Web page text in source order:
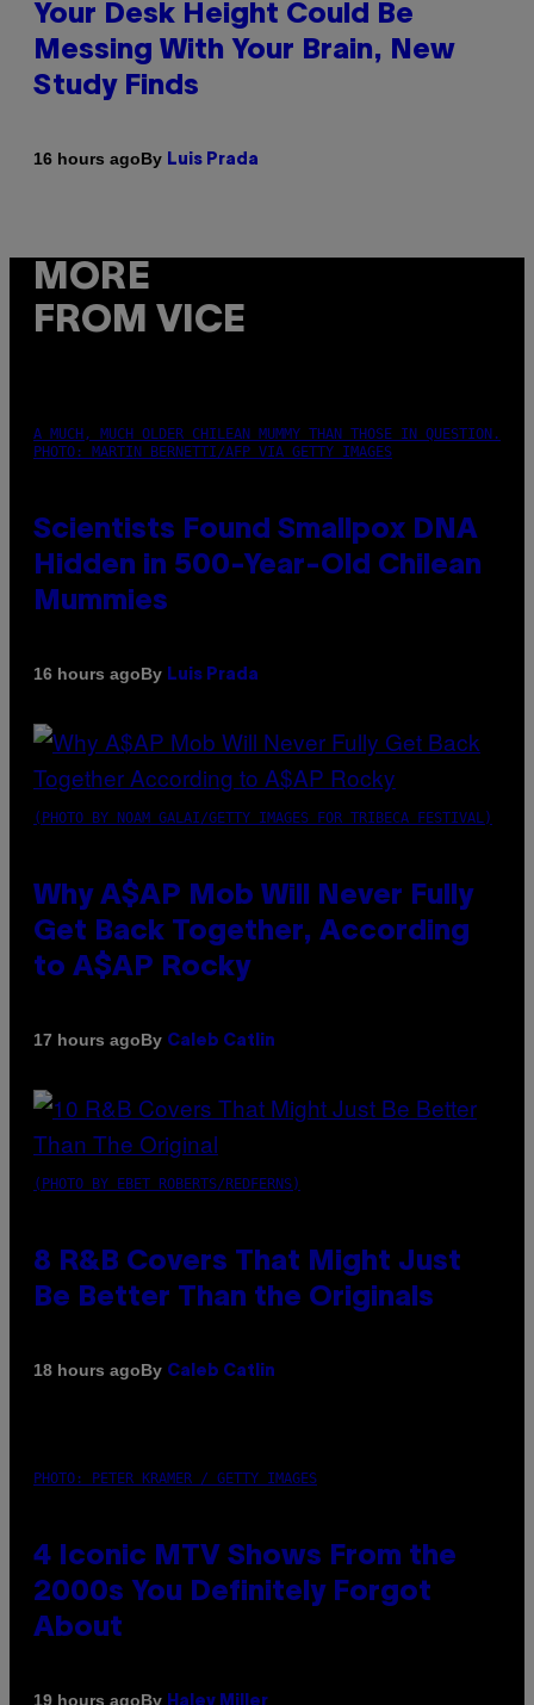
Your Desk Height Could Be
Messing With Your Brain, New
Study Finds
16 hours agoBy Luis Prada
MORE
FROM VICE
A MUCH, MUCH OLDER CHILEAN MUMMY THAN THOSE IN QUESTION.
PHOTO: MARTIN BERNETTI/AFP VIA GETTY IMAGES
Scientists Found Smallpox DNA
Hidden in 500-Year-Old Chilean
Mummies
16 hours agoBy Luis Prada
(PHOTO BY NOAM GALAI/GETTY IMAGES FOR TRIBECA FESTIVAL)
Why A$AP Mob Will Never Fully
Get Back Together, According
to A$AP Rocky
17 hours agoBy Caleb Catlin
(PHOTO BY EBET ROBERTS/REDFERNS)
8 R&B Covers That Might Just
Be Better Than the Originals
18 hours agoBy Caleb Catlin
PHOTO: PETER KRAMER / GETTY IMAGES
4 Iconic MTV Shows From the
2000s You Definitely Forgot
About
19 hours agoBy Haley Miller